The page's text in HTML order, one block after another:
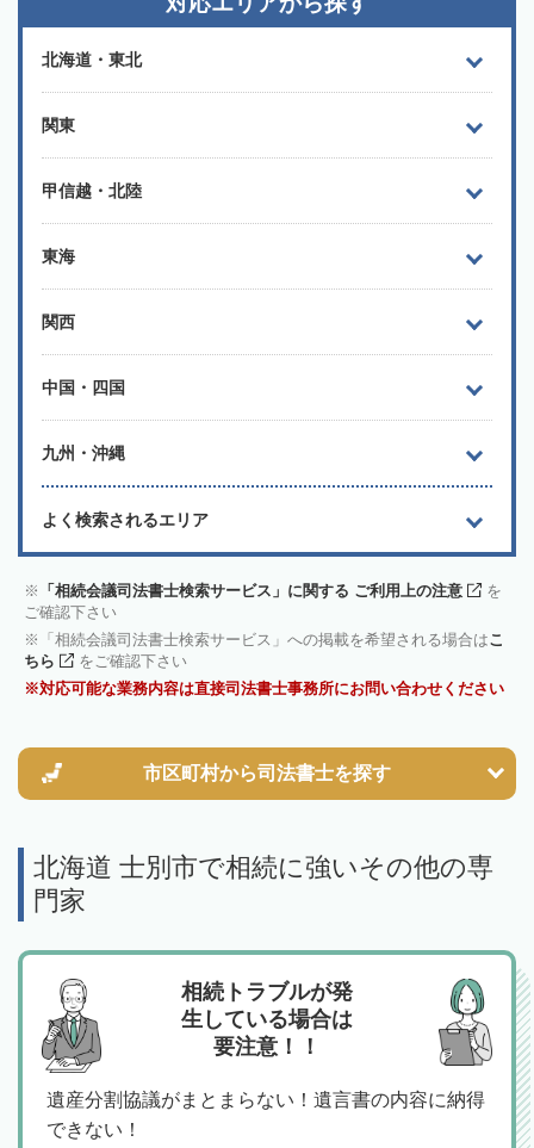
北海道・東北
関東
甲信越・北陸
東海
関西
中国・四国
九州・沖縄
よく検索されるエリア
「相続会議司法書士検索サービス」に関する ご利用上の注意
を
ご確認下さい
「相続会議司法書士検索サービス」への掲載を希望される場合はこ
ちら
をご確認下さい
対応可能な業務内容は直接司法書士事務所にお問い合わせください
市区町村から司法書士を探す
北海道 士別市で相続に強いその他の専
門家
相続トラブルが発
生している場合は
要注意！！
遺産分割協議がまとまらない！遺言書の内容に納得
できない！